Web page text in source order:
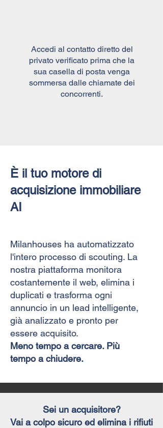
Accedi al contatto diretto del
privato verificato prima che la
sua casella di posta venga
sommersa dalle chiamate dei
concorrenti.
È il tuo motore di
acquisizione immobiliare
AI
Milanhouses ha automatizzato
l'intero processo di scouting. La
nostra piattaforma monitora
costantemente il web, elimina i
duplicati e trasforma ogni
annuncio in un lead intelligente,
già analizzato e pronto per
essere acquisito.
Meno tempo a cercare. Più
tempo a chiudere.
Sei un acquisitore?
Vai a colpo sicuro ed elimina i rifiuti